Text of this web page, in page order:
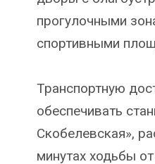
прогулочными
спортивными
Транспортную
обеспечивать
Скобелевская»,
минутах ходьбы